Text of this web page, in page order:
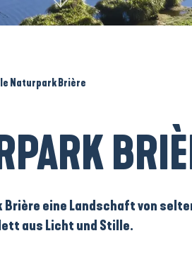
Naturpark Brière
Brière eine Landschaft von
aus Licht und Stille.